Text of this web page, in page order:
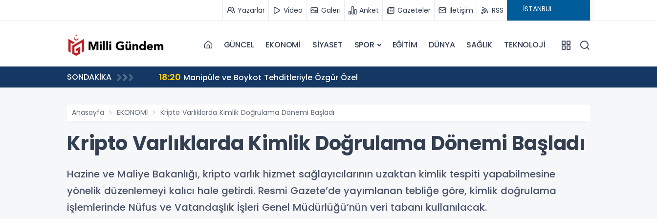
Yazarlar Video Galeri Anket Gazeteler İletişim RSS
GÜNCEL EKONOMİ SİYASET SPOR EĞİTİM DÜNYA SAĞLIK TEKNOLOJİ
SONDAKİKA 18:20 Manipüle ve Boykot Tehditleriyle Özgür Özel
Anasayfa EKONOMİ Kripto Varlıklarda Kimlik Doğrulama Dönemi Başladı
Kripto Varlıklarda Kimlik Doğrulama Dönemi Başladı
Hazine ve Maliye Bakanlığı, kripto varlık hizmet sağlayıcılarının uzaktan kimlik tespiti yapabilmesine
yönelik düzenlemeyi kalıcı hale getirdi. Resmi Gazete’de yayımlanan tebliğe göre, kimlik doğrulama
işlemlerinde Nüfus ve Vatandaşlık İşleri Genel Müdürlüğü’nün veri tabanı kullanılacak.